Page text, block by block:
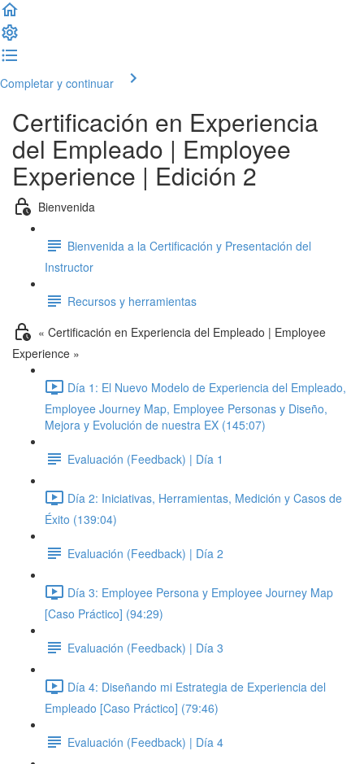
Completar y continuar
Certificación en Experiencia
del Empleado | Employee
Experience | Edición 2
Bienvenida
Bienvenida a la Certificación y Presentación del
Instructor
Recursos y herramientas
« Certificación en Experiencia del Empleado | Employee
Experience »
Día 1: El Nuevo Modelo de Experiencia del Empleado,
Employee Journey Map, Employee Personas y Diseño,
Mejora y Evolución de nuestra EX (145:07)
Evaluación (Feedback) | Día 1
Día 2: Iniciativas, Herramientas, Medición y Casos de
Éxito (139:04)
Evaluación (Feedback) | Día 2
Día 3: Employee Persona y Employee Journey Map
[Caso Práctico] (94:29)
Evaluación (Feedback) | Día 3
Día 4: Diseñando mi Estrategia de Experiencia del
Empleado [Caso Práctico] (79:46)
Evaluación (Feedback) | Día 4